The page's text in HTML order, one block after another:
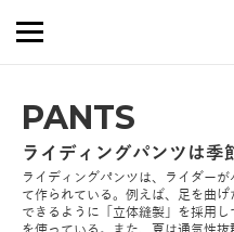
PANTS
ライディングパンツは季
ライディングパンツは、ライダー
て作られている。例えば、足を曲
できるように「立体縫製」を採用